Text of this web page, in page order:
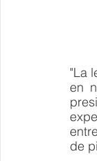
"La
en
de